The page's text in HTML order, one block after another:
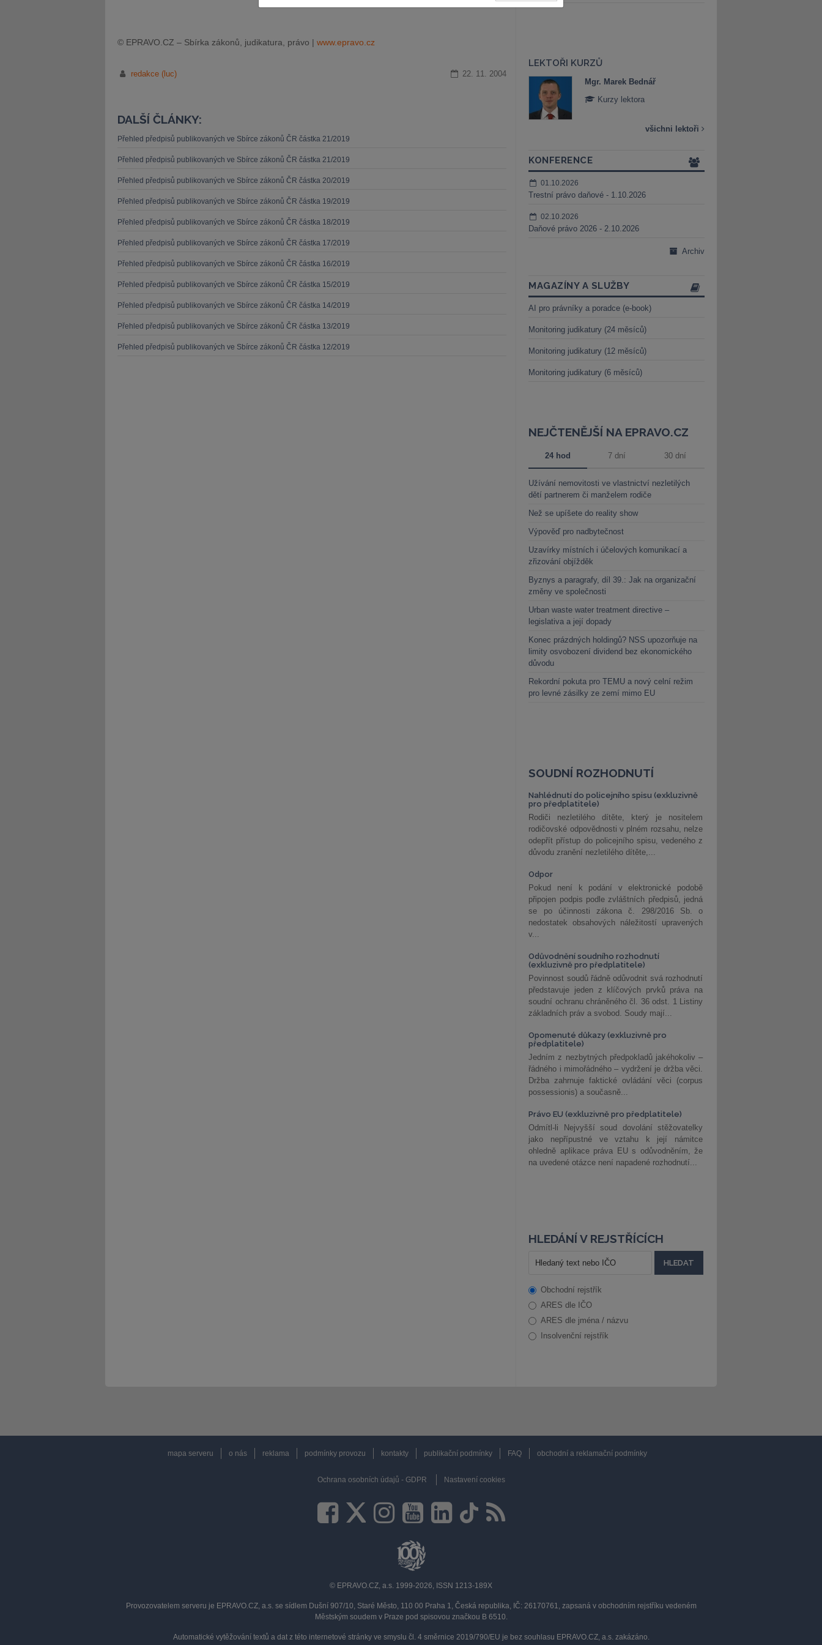
© EPRAVO.CZ – Sbírka zákonů, judikatura, právo | www.epravo.cz
redakce (luc) 22. 11. 2004
DALŠÍ ČLÁNKY:
Přehled předpisů publikovaných ve Sbírce zákonů ČR částka 21/2019
Přehled předpisů publikovaných ve Sbírce zákonů ČR částka 21/2019
Přehled předpisů publikovaných ve Sbírce zákonů ČR částka 20/2019
Přehled předpisů publikovaných ve Sbírce zákonů ČR částka 19/2019
Přehled předpisů publikovaných ve Sbírce zákonů ČR částka 18/2019
Přehled předpisů publikovaných ve Sbírce zákonů ČR částka 17/2019
Přehled předpisů publikovaných ve Sbírce zákonů ČR částka 16/2019
Přehled předpisů publikovaných ve Sbírce zákonů ČR částka 15/2019
Přehled předpisů publikovaných ve Sbírce zákonů ČR částka 14/2019
Přehled předpisů publikovaných ve Sbírce zákonů ČR částka 13/2019
Přehled předpisů publikovaných ve Sbírce zákonů ČR částka 12/2019
LEKTOŘI KURZŮ
Mgr. Marek Bednář
Kurzy lektora
všichni lektoři
KONFERENCE
01.10.2026
Trestní právo daňové - 1.10.2026
02.10.2026
Daňové právo 2026 - 2.10.2026
Archiv
MAGAZÍNY A SLUŽBY
AI pro právníky a poradce (e-book)
Monitoring judikatury (24 měsíců)
Monitoring judikatury (12 měsíců)
Monitoring judikatury (6 měsíců)
NEJČTENĚJŠÍ NA EPRAVO.CZ
24 hod 7 dní 30 dní
Užívání nemovitosti ve vlastnictví nezletilých
dětí partnerem či manželem rodiče
Než se upíšete do reality show
Výpověď pro nadbytečnost
Uzavírky místních i účelových komunikací a
zřizování objížděk
Byznys a paragrafy, díl 39.: Jak na organizační
změny ve společnosti
Urban waste water treatment directive –
legislativa a její dopady
Konec prázdných holdingů? NSS upozorňuje na
limity osvobození dividend bez ekonomického
důvodu
Rekordní pokuta pro TEMU a nový celní režim
pro levné zásilky ze zemí mimo EU
SOUDNÍ ROZHODNUTÍ
Nahlédnutí do policejního spisu (exkluzivně
pro předplatitele)
Rodiči nezletilého dítěte, který je nositelem
rodičovské odpovědnosti v plném rozsahu, nelze
odepřít přístup do policejního spisu, vedeného z
důvodu zranění nezletilého dítěte,...
Odpor
Pokud není k podání v elektronické podobě
připojen podpis podle zvláštních předpisů, jedná
se po účinnosti zákona č. 298/2016 Sb. o
nedostatek obsahových náležitostí upravených
v...
Odůvodnění soudního rozhodnutí
(exkluzivně pro předplatitele)
Povinnost soudů řádně odůvodnit svá rozhodnutí
představuje jeden z klíčových prvků práva na
soudní ochranu chráněného čl. 36 odst. 1 Listiny
základních práv a svobod. Soudy mají...
Opomenuté důkazy (exkluzivně pro
předplatitele)
Jedním z nezbytných předpokladů jakéhokoliv –
řádného i mimořádného – vydržení je držba věci.
Držba zahrnuje faktické ovládání věci (corpus
possessionis) a současně...
Právo EU (exkluzivně pro předplatitele)
Odmítl-li Nejvyšší soud dovolání stěžovatelky
jako nepřípustné ve vztahu k její námitce
ohledně aplikace práva EU s odůvodněním, že
na uvedené otázce není napadené rozhodnutí...
HLEDÁNÍ V REJSTŘÍCÍCH
Obchodní rejstřík
ARES dle IČO
ARES dle jména / názvu
Insolvenční rejstřík
mapa serveru o nás reklama podmínky provozu kontakty publikační podmínky FAQ obchodní a reklamační podmínky
Ochrana osobních údajů - GDPR Nastavení cookies
© EPRAVO.CZ, a.s. 1999-2026, ISSN 1213-189X
Provozovatelem serveru je EPRAVO.CZ, a.s. se sídlem Dušní 907/10, Staré Město, 110 00 Praha 1, Česká republika, IČ: 26170761, zapsaná v obchodním rejstříku vedeném
Městským soudem v Praze pod spisovou značkou B 6510.
Automatické vytěžování textů a dat z této internetové stránky ve smyslu čl. 4 směrnice 2019/790/EU je bez souhlasu EPRAVO.CZ, a.s. zakázáno.